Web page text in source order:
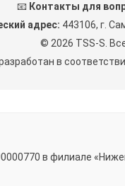
📧 Контакты для
адрес: 443106, г.
© 2026 TSS-S.
в
в филиале